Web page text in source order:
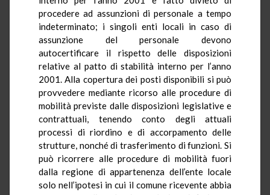
procedere ad assunzioni di personale a tempo
indeterminato; i singoli enti locali in caso di
assunzione del personale devono
autocertificare il rispetto delle disposizioni
relative al patto di stabilità interno per l’anno
2001. Alla copertura dei posti disponibili si può
provvedere mediante ricorso alle procedure di
mobilità previste dalle disposizioni legislative e
contrattuali, tenendo conto degli attuali
processi di riordino e di accorpamento delle
strutture, nonché di trasferimento di funzioni. Si
può ricorrere alle procedure di mobilità fuori
dalla regione di appartenenza dell’ente locale
solo nell’ipotesi in cui il comune ricevente abbia